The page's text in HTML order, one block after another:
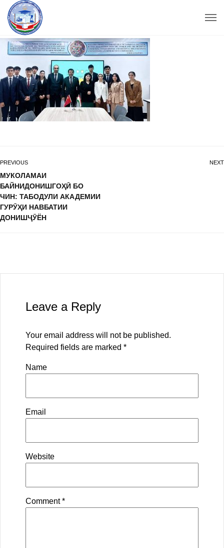
PREVIOUS
МУКОЛАМАИ
БАЙНИДОНИШГОҲӢ БО
ЧИН: ТАБОДУЛИ АКАДЕМИИ
ГУРӮҲИ НАВБАТИИ
ДОНИШҶӮЁН
NEXT
Leave a Reply
Your email address will not be published.
Required fields are marked *
Name
Email
Website
Comment*